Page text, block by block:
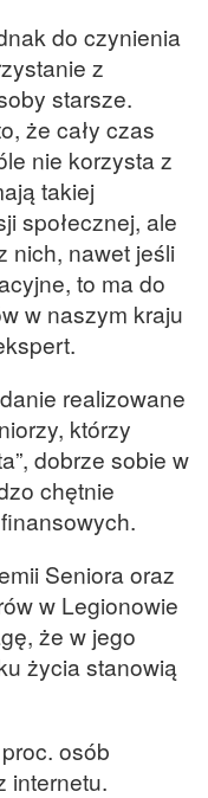
do czynienia
z
starsze.
że cały czas
nie korzysta z
takiej
społecznej, ale
nich, nawet jeśli
to ma do
w naszym kraju
realizowane
którzy
dobrze sobie w
chętnie
Seniora oraz
w Legionowie
że w jego
życia stanowią
osób
internetu.